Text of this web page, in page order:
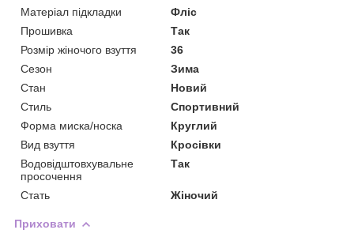
Матеріал підкладки
Фліс
Прошивка
Так
Розмір жіночого взуття
36
Сезон
Зима
Стан
Новий
Стиль
Спортивний
Форма миска/носка
Круглий
Вид взуття
Кросівки
Водовідштовхувальне
просочення
Так
Стать Жіночий
Приховати